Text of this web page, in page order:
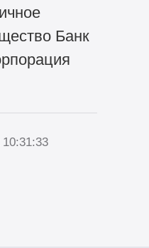
Банк